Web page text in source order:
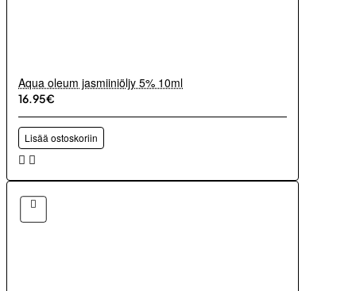
Aqua oleum jasmiiniöljy 5% 10ml
16.95€
Lisää ostoskoriin